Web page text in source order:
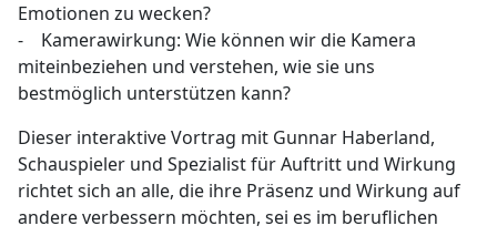
Emotionen zu wecken?
- Kamerawirkung: Wie können wir die Kamera
miteinbeziehen und verstehen, wie sie uns
bestmöglich unterstützen kann?
Dieser interaktive Vortrag mit Gunnar Haberland,
Schauspieler und Spezialist für Auftritt und Wirkung
richtet sich an alle, die ihre Präsenz und Wirkung auf
andere verbessern möchten, sei es im beruflichen